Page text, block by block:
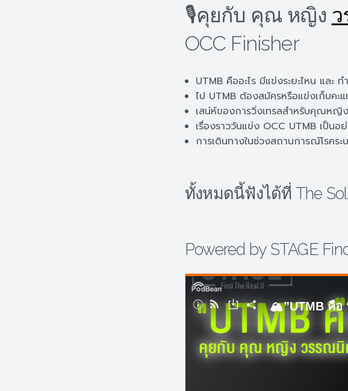
🎙คุยกับ คุณ หญิง
OCC Finisher
UTMB คืออะไร มีแข่งระยะไหน และ
ไป UTMB ต้องสมัครหรือแข่งเก็บคะ
เสน่ห์ของการวิ่งเทรลสำหรับคุณหญิง
เรื่องราววันแข่ง OCC UTMB เป็นอ
การเดินทางในช่วงสถานการณ์โรคระ
ทั้งหมดนี้ฟังได้ที่ The
Powered by STAGE